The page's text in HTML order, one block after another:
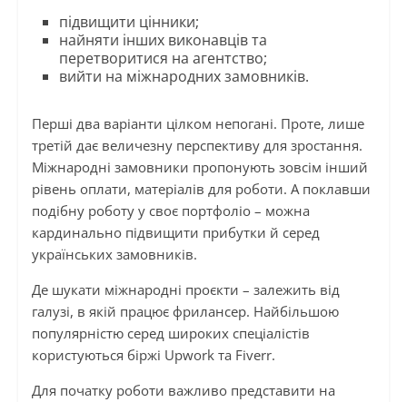
підвищити цінники;
найняти інших виконавців та
перетворитися на агентство;
вийти на міжнародних замовників.
Перші два варіанти цілком непогані. Проте, лише
третій дає величезну перспективу для зростання.
Міжнародні замовники пропонують зовсім інший
рівень оплати, матеріалів для роботи. А поклавши
подібну роботу у своє портфоліо – можна
кардинально підвищити прибутки й серед
українських замовників.
Де шукати міжнародні проєкти – залежить від
галузі, в якій працює фрилансер. Найбільшою
популярністю серед широких спеціалістів
користуються біржі Upwork та Fiverr.
Для початку роботи важливо представити на